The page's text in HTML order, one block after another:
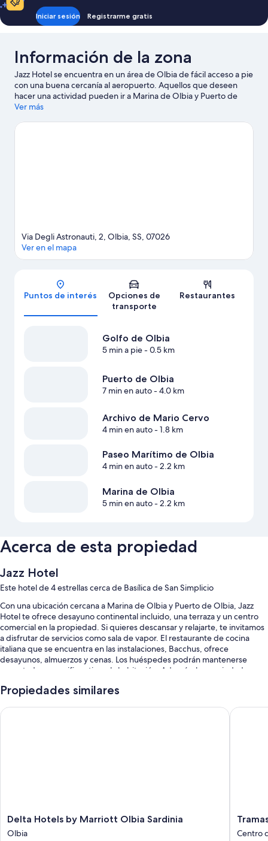
Iniciar sesión Registrarme gratis
Información de la zona
Jazz Hotel se encuentra en un área de Olbia de fácil acceso a pie
con una buena cercanía al aeropuerto. Aquellos que deseen
hacer una actividad pueden ir a Marina de Olbia y Puerto de
Olbia, mientras que quienes quieran apreciar la belleza natural
También puedes darte una vuelta por Basílica de San Simplicio y
Ver más
Mapa
Via Degli Astronauti, 2, Olbia, SS, 07026
Ver en el mapa
Puntos de interés
Opciones de
transporte
Restaurantes
Golfo de Olbia
5 min a pie- 0.5 km
Puerto de Olbia
7 min en auto- 4.0 km
Archivo de Mario Cervo
4 min en auto- 1.8 km
Paseo Marítimo de Olbia
4 min en auto- 2.2 km
Marina de Olbia
5 min en auto- 2.2 km
Acerca de esta propiedad
Jazz Hotel
Este hotel de 4 estrellas cerca de Basílica de San Simplicio
Con una ubicación cercana a Marina de Olbia y Puerto de Olbia, Jazz
Hotel te ofrece desayuno continental incluido, una terraza y un centro
comercial en la propiedad. Si quieres descansar y relajarte, te invitamos
a disfrutar de servicios como sala de vapor. El restaurante de cocina
italiana que se encuentra en las instalaciones, Bacchus, ofrece
desayunos, almuerzos y cenas. Los huéspedes podrán mantenerse
conectados con wifi gratis en la habitación. Además, la propiedad
propiedad.
También disfrutarás de los siguientes beneficios durante tu estadía:
Los huéspedes dejan muy buenas opiniones sobre el desayuno y la
atención del personal
Propiedades similares
Delta
Hotels
Delta Hotels by Marriott Olbia Sardinia
Olbia
Delta Hotels by Marriott Olbia Sardinia
Tramas
Hotel
Centro
Tramas